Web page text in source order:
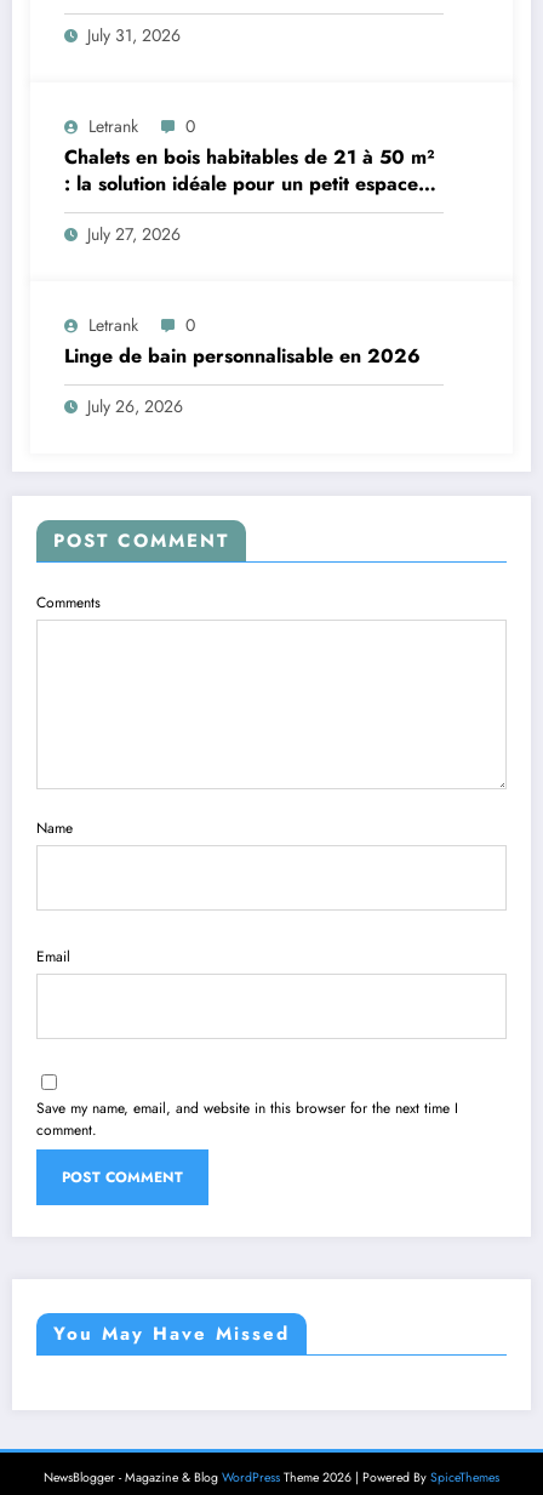
July 31, 2026
Letrank 0
Chalets en bois habitables de 21 à 50 m²
: la solution idéale pour un petit espace
de vie
July 27, 2026
Letrank 0
Linge de bain personnalisable en 2026
July 26, 2026
POST COMMENT
Comments
Name
Email
Save my name, email, and website in this browser for the next time I
comment.
You May Have Missed
NewsBlogger - Magazine & Blog WordPress Theme 2026 | Powered By SpiceThemes